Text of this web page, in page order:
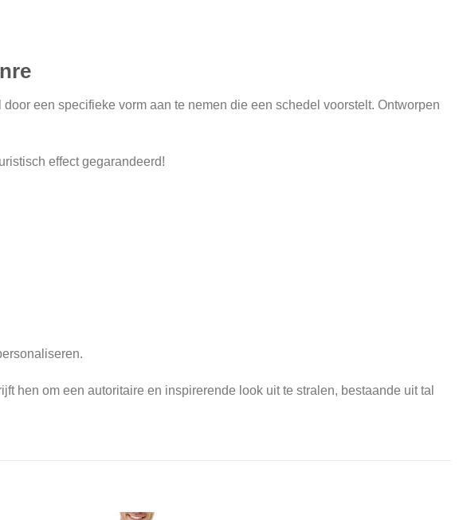
door een specifieke vorm aan te nemen die een schedel voorstelt. Ontworpen
effect gegarandeerd!
hen om een autoritaire en inspirerende look uit te stralen, bestaande uit tal